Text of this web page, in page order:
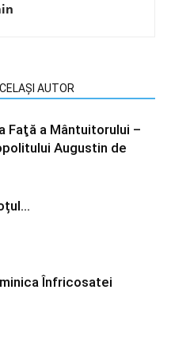
AUTOR
Faţă a Mântuitorului –
Augustin de
Înfricosatei